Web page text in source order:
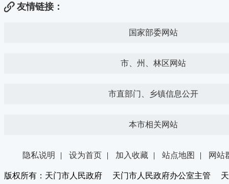
友情链接：
国家部委网站
市、州、林区网站
市直部门、乡镇信息公开
本市相关网站
隐私说明 | 设为首页 | 加入收藏 | 站点地图 | 网站
版权所有：天门市人民政府 天门市人民政府办公室主管 天